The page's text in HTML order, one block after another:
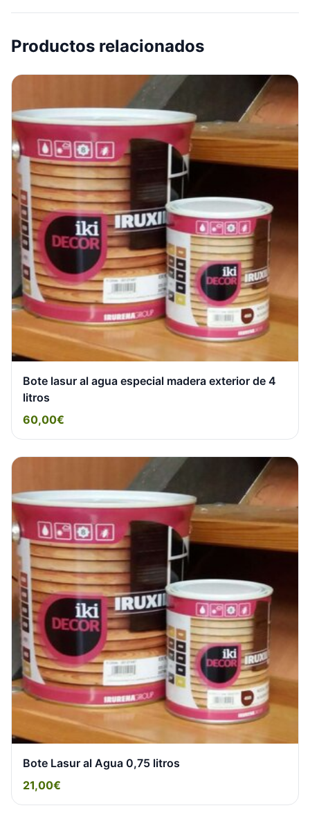
Productos relacionados
Bote lasur al agua especial madera exterior de 4
litros
60,00€
Bote Lasur al Agua 0,75 litros
21,00€